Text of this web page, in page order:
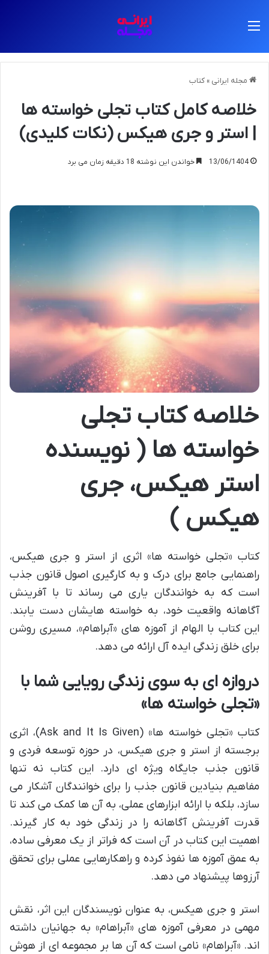
مجله ایرانی » کتاب
خلاصه کامل کتاب تجلی خواسته ها
| استر و جری هیکس (نکات کلیدی)
13/06/1404 خواندن این نوشته 18 دقیقه زمان می برد
خلاصه کتاب تجلی
خواسته ها ( نویسنده
استر هیکس، جری
هیکس )
کتاب «تجلی خواسته ها» اثری از استر و جری هیکس،
راهنمایی جامع برای درک و به کارگیری اصول قانون جذب
است که به خوانندگان یاری می رساند تا با آفرینش
آگاهانه واقعیت خود، به خواسته هایشان دست یابند.
این کتاب با الهام از آموزه های «آبراهام»، مسیری روشن
برای خلق زندگی ایده آل ارائه می دهد.
دروازه ای به سوی زندگی رویایی شما با
«تجلی خواسته ها»
کتاب «تجلی خواسته ها» (Ask and It Is Given)، اثری
برجسته از استر و جری هیکس، در حوزه توسعه فردی و
قانون جذب جایگاه ویژه ای دارد. این کتاب نه تنها
مفاهیم بنیادین قانون جذب را برای خوانندگان آشکار می
سازد، بلکه با ارائه ابزارهای عملی، به آن ها کمک می کند تا
قدرت آفرینش آگاهانه را در زندگی خود به کار گیرند.
اهمیت این کتاب در آن است که فراتر از یک معرفی ساده،
به عمق آموزه ها نفوذ کرده و راهکارهایی عملی برای تحقق
آرزوها پیشنهاد می دهد.
استر و جری هیکس، به عنوان نویسندگان این اثر، نقش
مهمی در معرفی آموزه های «آبراهام» به جهانیان داشته
اند. «آبراهام» نامی است که آن ها بر مجموعه ای از هوش